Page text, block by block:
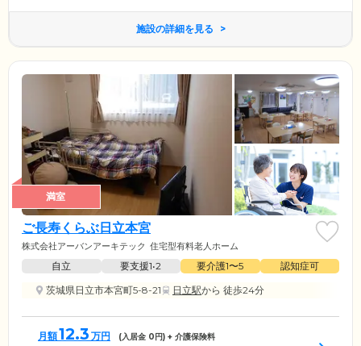
施設の詳細を見る
満室
ご長寿くらぶ日立本宮
株式会社アーバンアーキテック 住宅型有料老人ホーム
自立 要支援1•2 要介護1〜5
認知症可
茨城県日立市本宮町5-8-21
日立駅から 徒歩24分
月額12.3 万円 (入居金 0円) + 介護保険料